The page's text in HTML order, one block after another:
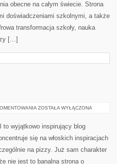
obecne na całym świecie. Strona
doświadczeniami szkolnymi, a także
transformacja szkoły, nauka
[…]
DANIA
ZOSTAŁA WYŁĄCZONA
to wyjątkowo inspirujący blog
się na włoskich inspiracjach
na pizzy. Już sam charakter
nie jest to banalna strona o